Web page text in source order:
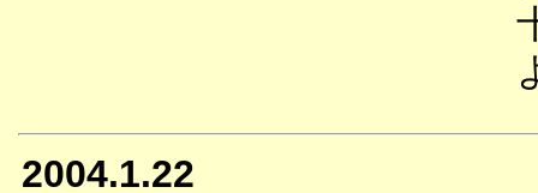
2004.1.22